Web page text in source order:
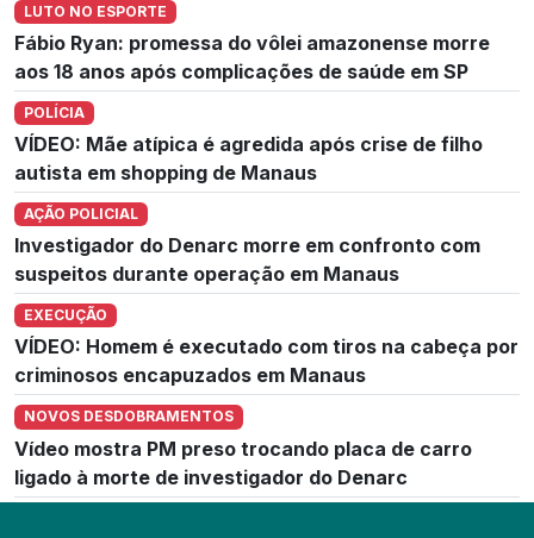
LUTO NO ESPORTE
Fábio Ryan: promessa do vôlei amazonense morre
aos 18 anos após complicações de saúde em SP
POLÍCIA
VÍDEO: Mãe atípica é agredida após crise de filho
autista em shopping de Manaus
AÇÃO POLICIAL
Investigador do Denarc morre em confronto com
suspeitos durante operação em Manaus
EXECUÇÃO
VÍDEO: Homem é executado com tiros na cabeça por
criminosos encapuzados em Manaus
NOVOS DESDOBRAMENTOS
Vídeo mostra PM preso trocando placa de carro
ligado à morte de investigador do Denarc